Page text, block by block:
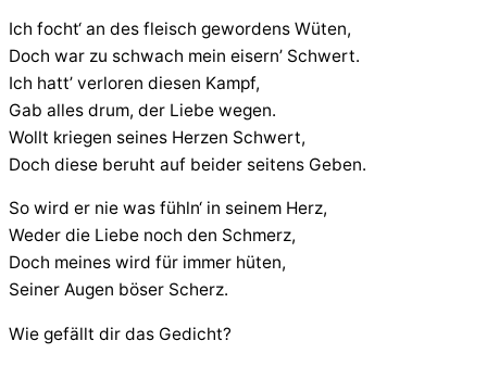
Ich focht‘ an des fleisch gewordens Wüten,
Doch war zu schwach mein eisern’ Schwert.
Ich hatt’ verloren diesen Kampf,
Gab alles drum, der Liebe wegen.
Wollt kriegen seines Herzen Schwert,
Doch diese beruht auf beider seitens Geben.
So wird er nie was fühln‘ in seinem Herz,
Weder die Liebe noch den Schmerz,
Doch meines wird für immer hüten,
Seiner Augen böser Scherz.
Wie gefällt dir das Gedicht?